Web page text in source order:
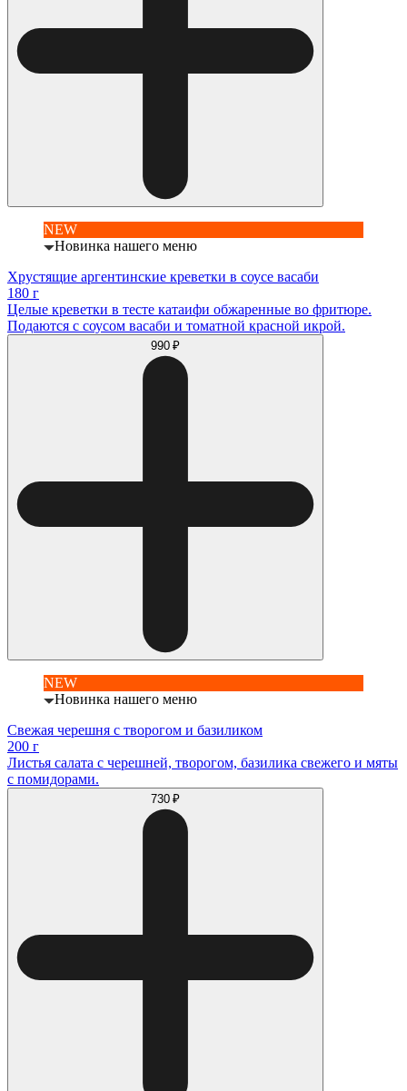
NEW
Новинка нашего меню
Хрустящие аргентинские креветки в соусе васаби
180 г
Целые креветки в тесте катаифи обжаренные во фритюре.
Подаются с соусом васаби и томатной красной икрой.
990 ₽
NEW
Новинка нашего меню
Свежая черешня с творогом и базиликом
200 г
Листья салата с черешней, творогом, базилика свежего и мяты
с помидорами.
730 ₽